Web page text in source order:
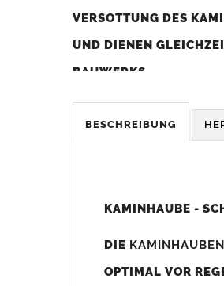
VERSOTTUNG DES
UND DIENEN
BAUWERKS.
Was sollten Sie beim Kauf
BESCHREIBUNG
KAMINHAUBE -
DIE KAMINHAUBEN
OPTIMAL VOR